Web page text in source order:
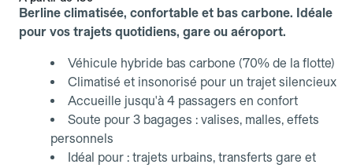
Berline climatisée, confortable et bas carbone. Idéale
pour vos trajets quotidiens, gare ou aéroport.
Véhicule hybride bas carbone (70% de la flotte)
Climatisé et insonorisé pour un trajet silencieux
Accueille jusqu'à 4 passagers en confort
Soute pour 3 bagages : valises, malles, effets
personnels
Idéal pour : trajets urbains, transferts gare et